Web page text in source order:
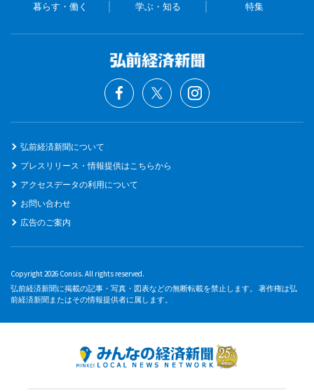
暮らす・働く 学ぶ・知る 特集
弘前経済新聞について
プレスリリース・情報提供はこちらから
アクセスデータの利用について
お問い合わせ
広告のご案内
Copyright 2026 Consis. All rights reserved.
弘前経済新聞に掲載の記事・写真・図表などの無断転載を禁止します。 著作権は弘
前経済新聞またはその情報提供者に属します。